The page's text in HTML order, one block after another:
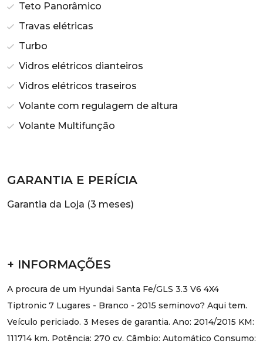
Teto Panorâmico
Travas elétricas
Turbo
Vidros elétricos dianteiros
Vidros elétricos traseiros
Volante com regulagem de altura
Volante Multifunção
GARANTIA E PERÍCIA
Garantia da Loja (3 meses)
+ INFORMAÇÕES
A procura de um Hyundai Santa Fe/GLS 3.3 V6 4X4
Tiptronic 7 Lugares - Branco - 2015 seminovo? Aqui tem.
Veículo periciado. 3 Meses de garantia. Ano: 2014/2015 KM:
111714 km. Potência: 270 cv. Câmbio: Automático Consumo: